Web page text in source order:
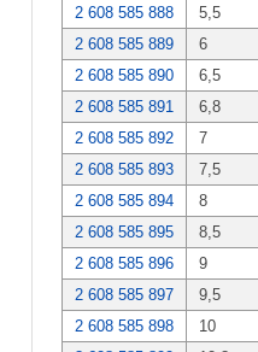
2 608 585 888
5,5
2 608 585 889
6
2 608 585 890
6,5
2 608 585 891
6,8
2 608 585 892
7
2 608 585 893
7,5
2 608 585 894
8
2 608 585 895
8,5
2 608 585 896
9
2 608 585 897
9,5
2 608 585 898
10